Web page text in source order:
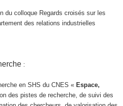
du colloque Regards croisés sur les
des relations industrielles
:
en SHS du CNES « Espace,
des pistes de recherche, de suivi des